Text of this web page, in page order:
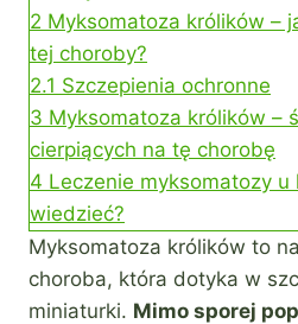
2 Myksomatoza królików –
tej choroby?
2.1 Szczepienia ochronne
3 Myksomatoza królików –
cierpiących na tę chorobę
4 Leczenie myksomatozy
wiedzieć?
Myksomatoza królików to
choroba, która dotyka w
miniaturki. Mimo sporej